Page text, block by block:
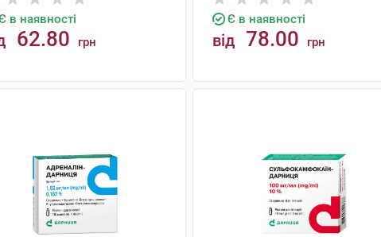
в наявності
62.80 грн
Є в наявності
від 78.00 грн